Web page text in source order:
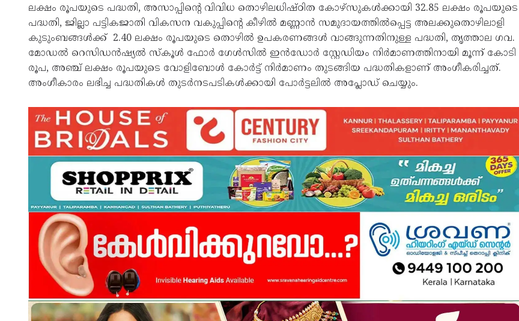
ലക്ഷം രൂപയുടെ പദ്ധതി, അസാപ്പിന്റെ വിവിധ തൊഴിലധിഷ്ഠിത കോഴ്സുകൾക്കായി 32.85 ലക്ഷം രൂപയുടെ
പദ്ധതി, ജില്ലാ പട്ടികജാതി വികസന വകുപ്പിന്റെ കീഴിൽ മണ്ണാൻ സമുദായത്തിൽപ്പെട്ട അലക്കുതൊഴിലാളി
കുടുംബങ്ങൾക്ക് 2.40 ലക്ഷം രൂപയുടെ തൊഴിൽ ഉപകരണങ്ങൾ വാങ്ങുന്നതിനുള്ള പദ്ധതി, തൃത്താല ഗവ.
മോഡൽ റെസിഡൻഷ്യൽ സ്‌കൂൾ ഫോർ ഗേൾസിൽ ഇൻഡോർ സ്റ്റേഡിയം നിർമാണത്തിനായി മൂന്ന് കോടി
രൂപ, അഞ്ച് ലക്ഷം രൂപയുടെ വോളിബോൾ കോർട്ട് നിർമാണം തുടങ്ങിയ പദ്ധതികളാണ് അംഗീകരിച്ചത്.
അംഗീകാരം ലഭിച്ച പദ്ധതികൾ തുടർനടപടികൾക്കായി പോർട്ടലിൽ അപ്ലോഡ് ചെയ്യും.